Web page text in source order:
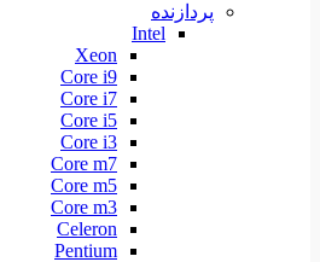
پردازنده
Intel
Xeon
Core i9
Core i7
Core i5
Core i3
Core m7
Core m5
Core m3
Celeron
Pentium